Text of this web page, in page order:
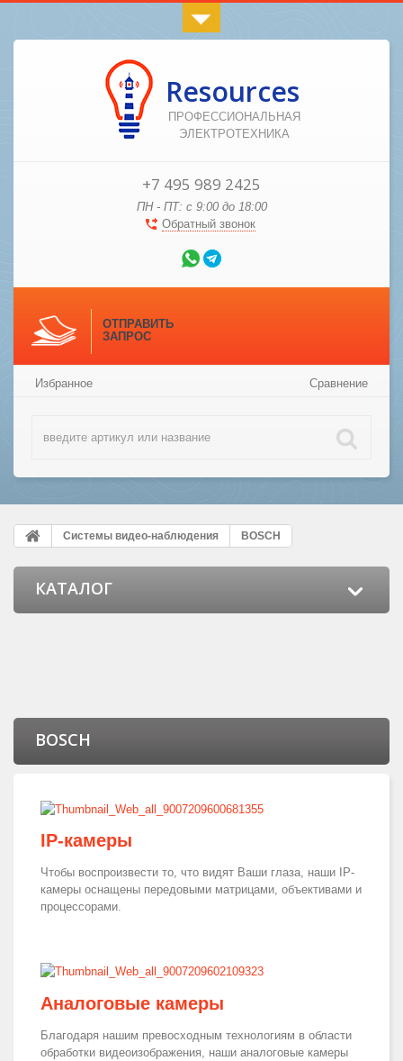
Resources
ПРОФЕССИОНАЛЬНАЯ
ЭЛЕКТРОТЕХНИКА
+7 495 989 2425
ПН - ПТ: с 9:00 до 18:00
Обратный звонок
ОТПРАВИТЬ
ЗАПРОС
Избранное Сравнение
Системы видео-наблюдения BOSCH
КАТАЛОГ
BOSCH
IP-камеры
Чтобы воспроизвести то, что видят Ваши глаза, наши IP-
камеры оснащены передовыми матрицами, объективами и
процессорами.
Аналоговые камеры
Благодаря нашим превосходным технологиям в области
обработки видеоизображения, наши аналоговые камеры